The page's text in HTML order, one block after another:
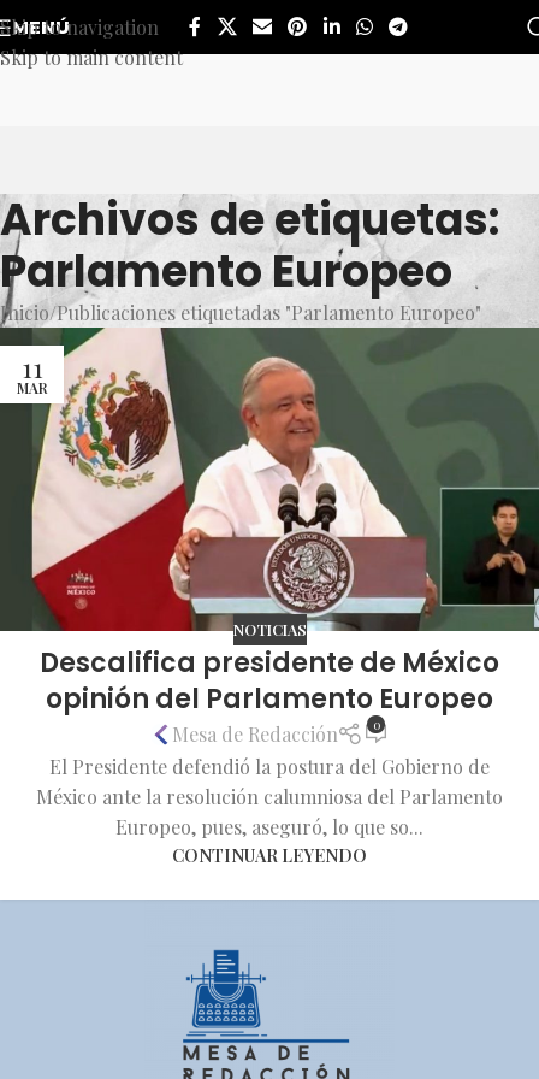
Skip to navigation
Skip to main content
MENÚ
Archivos de etiquetas:
Parlamento Europeo
Inicio Publicaciones etiquetadas "Parlamento Europeo"
11
MAR
NOTICIAS
Descalifica presidente de México
opinión del Parlamento Europeo
Mesa de Redacción 0
El Presidente defendió la postura del Gobierno de
México ante la resolución calumniosa del Parlamento
Europeo, pues, aseguró, lo que so...
CONTINUAR LEYENDO